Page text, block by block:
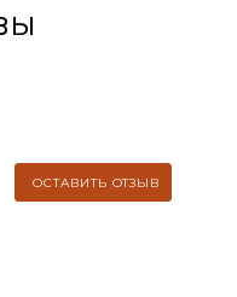
ОСТАВИТЬ ОТЗЫВ